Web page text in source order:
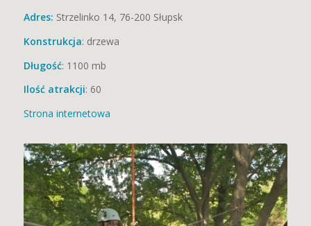
Adres: Strzelinko 14, 76-200 Słupsk
Konstrukcja: drzewa
Długość: 1100 mb
Ilość atrakcji: 60
Strona internetowa